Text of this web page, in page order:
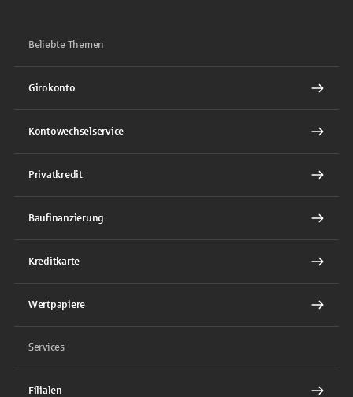
Beliebte Themen
Girokonto
Kontowechselservice
Privatkredit
Baufinanzierung
Kreditkarte
Wertpapiere
Services
Filialen